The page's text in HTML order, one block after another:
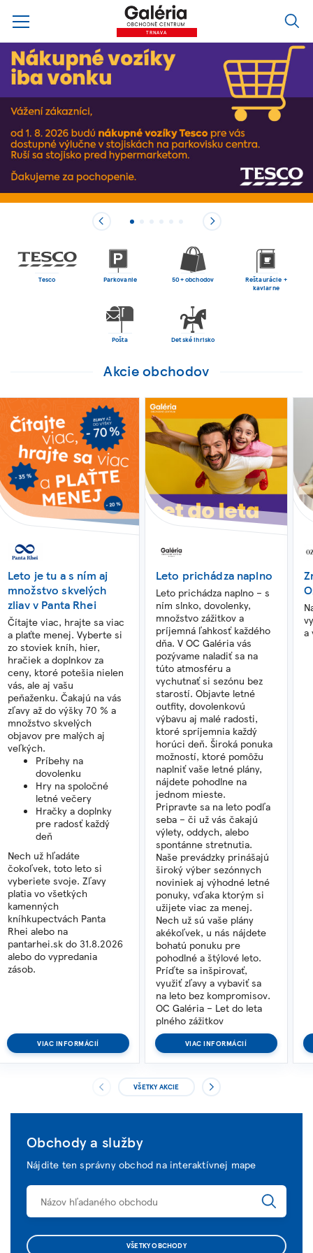
TRNAVA
Tesco Parkovanie 50+ obchodov
Reštaurácie +
kaviarne
Pošta Detské ihrisko
Akcie obchodov
Leto je tu a s ním aj
množstvo skvelých
zliav v Panta Rhei
Čítajte viac, hrajte sa viac
a plaťte menej. Vyberte si
zo stoviek kníh, hier,
hračiek a doplnkov za
ceny, ktoré potešia nielen
vás, ale aj vašu
peňaženku. Čakajú na vás
zľavy až do výšky 70 % a
množstvo skvelých
objavov pre malých aj
veľkých.
Príbehy na
dovolenku
Hry na spoločné
letné večery
Hračky a doplnky
pre radosť každý
deň
Nech už hľadáte
čokoľvek, toto leto si
vyberiete svoje. Zľavy
platia vo všetkých
kamenných
kníhkupectvách Panta
Rhei alebo na
pantarhei.sk do 31.8.2026
alebo do vypredania
zásob.
VIAC INFORMÁCIÍ
Leto prichádza naplno
Leto prichádza naplno – s
ním slnko, dovolenky,
množstvo zážitkov a
príjemná ľahkosť každého
dňa. V OC Galéria vás
pozývame naladiť sa na
túto atmosféru a
vychutnať si sezónu bez
starostí. Objavte letné
outfity, dovolenkovú
výbavu aj malé radosti,
ktoré spríjemnia každý
horúci deň. Široká ponuka
možností, ktoré pomôžu
naplniť vaše letné plány,
nájdete pohodlne na
jednom mieste.
Pripravte sa na leto podľa
seba – či už vás čakajú
výlety, oddych, alebo
spontánne stretnutia.
Naše prevádzky prinášajú
široký výber sezónnych
noviniek aj výhodné letné
ponuky, vďaka ktorým si
užijete viac za menej.
Nech už sú vaše plány
akékoľvek, u nás nájdete
bohatú ponuku pre
pohodlné a štýlové leto.
Príďte sa inšpirovať,
využiť zľavy a vybaviť sa
na leto bez kompromisov.
OC Galéria – Let do leta
plného zážitkov
VIAC INFORMÁCIÍ
a
VŠETKY AKCIE
Obchody a služby
Nájdite ten správny obchod na interaktívnej mape
VŠETKY OBCHODY